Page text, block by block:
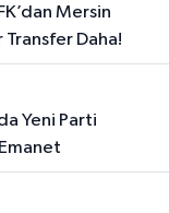
Transfer Daha!